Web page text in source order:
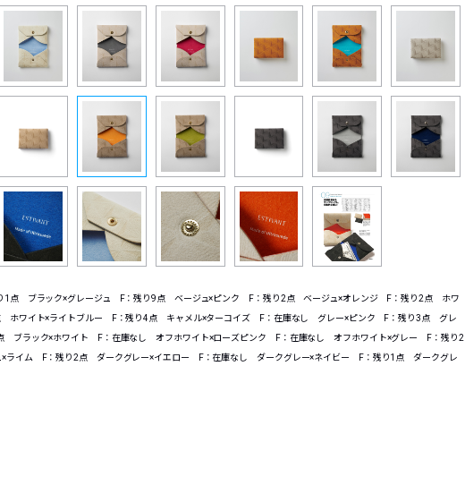
1点 ブラック×グレージュ F：残り9点 ベージュ×ピンク F：残り2点 ベージュ×オレンジ F：残り2点 ホワ
ホワイト×ライトブルー F：残り4点 キャメル×ターコイズ F：在庫なし グレー×ピンク F：残り3点 グレ
ブラック×ホワイト F：在庫なし オフホワイト×ローズピンク F：在庫なし オフホワイト×グレー F：残り2
ライム F：残り2点 ダークグレー×イエロー F：在庫なし ダークグレー×ネイビー F：残り1点 ダークグレ